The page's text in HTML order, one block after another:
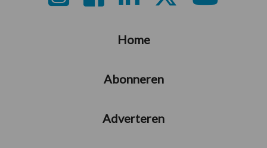
Home
Abonneren
Adverteren